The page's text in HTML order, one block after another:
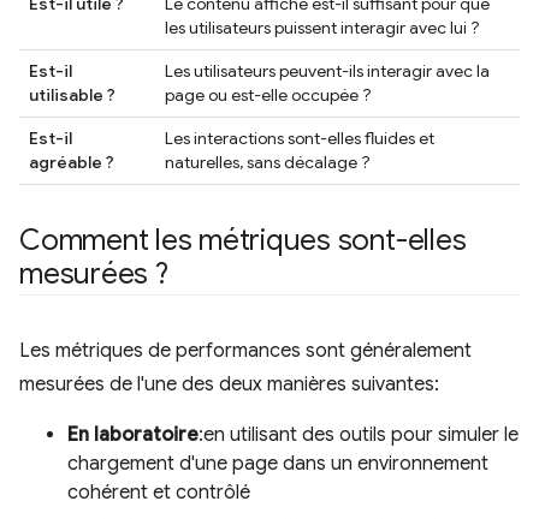
les utilisateurs puissent interagir avec lui ?
Est-il
utilisable ?
Les utilisateurs peuvent-ils interagir avec la
page ou est-elle occupée ?
Est-il
agréable ?
Les interactions sont-elles fluides et
naturelles, sans décalage ?
Comment les métriques sont-elles
mesurées ?
Les métriques de performances sont généralement
mesurées de l'une des deux manières suivantes:
En laboratoire:en utilisant des outils pour simuler le
chargement d'une page dans un environnement
cohérent et contrôlé